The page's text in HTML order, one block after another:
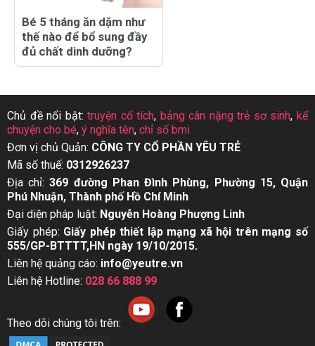
Bé 5 tháng ăn dặm như
thế nào để bổ sung đầy
đủ chất dinh dưỡng?
Chủ đề nổi bật:truyện cổ tích, bảng cân nặng trẻ sơ sinh,kể
chuyện cho bé, ý nghĩa tên, chỉ số bmi
Đơn vị chủ Quản: CÔNG TY CỔ PHẦN YÊU TRẺ
Mã số thuế: 0312926237
Địa chỉ:369 đường Phan Đình Phùng, Phường 15, Quận
Phú Nhuận, Thành phố Hồ Chí Minh
Đại diện pháp luật: Nguyễn Hoàng Phượng Linh
Giấy phép: Giấy phép thiết lập mạng xã hội trên mạng số
555/GP-BTTTT,HN ngày 19/10/2015.
Liên hệ quảng cáo: info@yeutre.vn
Liên hệ Hotline: 028 66 888 99
Theo dõi chúng tôi trên: